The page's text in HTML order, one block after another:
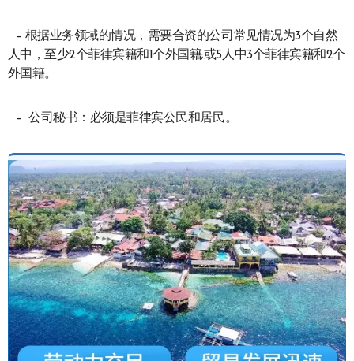
– 根据业务领域的情况，需要合资的公司常见情况为3个自然
人中，至少2个菲律宾籍和1个外国籍;或5人中3个菲律宾籍和2个
外国籍。
– 公司秘书：必须是菲律宾公民和居民。